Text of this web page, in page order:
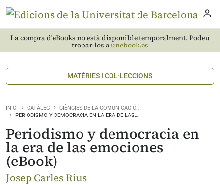
La compra d'eBooks no està disponible temporalment. Podeu
trobar-los aunebook.es
MATÈRIES I COL·LECCIONS
INICI CATÀLEG
CIÈNCIES DE LA COMUNICACIÓ…
PERIODISMO Y DEMOCRACIA EN LA ERA DE LAS…
Periodismo y democracia en
la era de las emociones
(eBook)
Josep Carles Rius